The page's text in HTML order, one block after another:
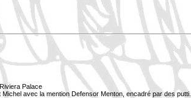
Palace
avec la mention Defensor Menton, encadré par des putti.